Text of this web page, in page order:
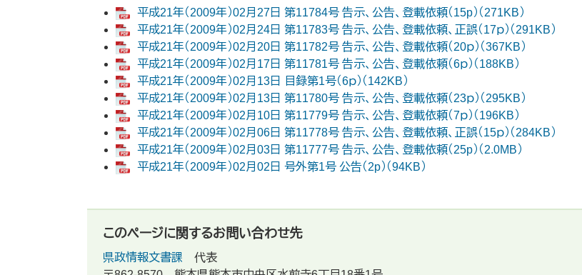
平成21年（2009年）02月27日 第11784号 告示、公告、登載依頼（15p）（271KB）
平成21年（2009年）02月24日 第11783号 告示、公告、登載依頼、正誤（17ｐ）（291KB）
平成21年（2009年）02月20日 第11782号 告示、公告、登載依頼（20ｐ）（367KB）
平成21年（2009年）02月17日 第11781号 告示、公告、登載依頼（6ｐ）（188KB）
平成21年（2009年）02月13日 目録第1号（6ｐ）（142KB）
平成21年（2009年）02月13日 第11780号 告示、公告、登載依頼（23ｐ）（295KB）
平成21年（2009年）02月10日 第11779号 告示、公告、登載依頼（7ｐ）（196KB）
平成21年（2009年）02月06日 第11778号 告示、公告、登載依頼、正誤（15ｐ）（284KB）
平成21年（2009年）02月03日 第11777号 告示、公告、登載依頼（25p）（2.0MB）
平成21年（2009年）02月02日 号外第1号 公告（2p）（94KB）
このページに関するお問い合わせ先
県政情報文書課
代表